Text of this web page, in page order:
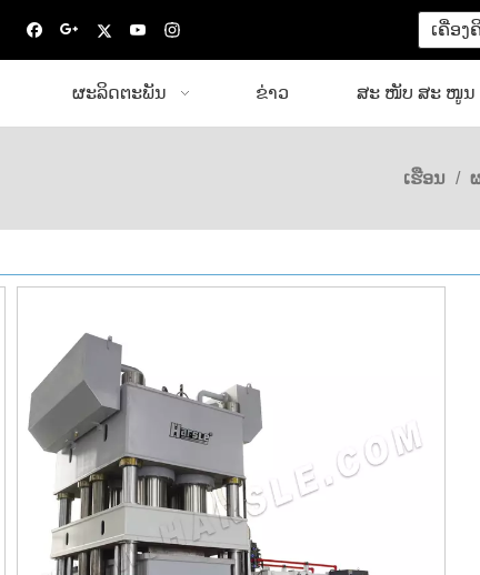
ເຄື່ອງ
ຜະລິດຕະພັນ ຂ່າວ ສະ ໜັບ ສະ ໜູນ
ເຮືອນ /